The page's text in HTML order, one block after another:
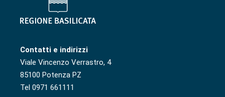
Contatti e indirizzi
Viale Vincenzo Verrastro, 4
85100 Potenza PZ
Tel 0971 661111